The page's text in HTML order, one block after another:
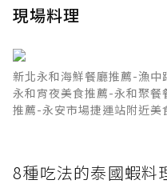
現場料理
新北永和海鮮餐廳推薦-漁
永和宵夜美食推薦-永和聚
推薦-永安市場捷運站附近
8種吃法的泰國蝦料